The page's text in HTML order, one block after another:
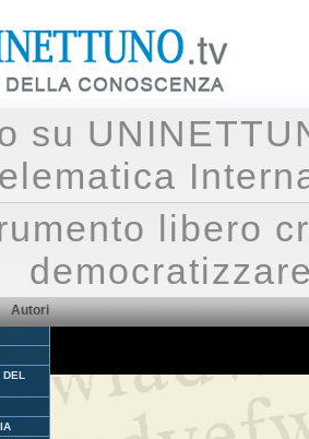
su
libero
Autori